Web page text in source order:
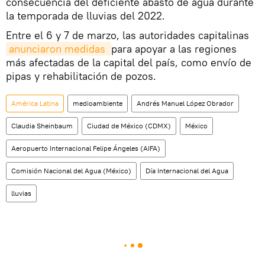
la temporada de lluvias del 2022.
Entre el 6 y 7 de marzo, las autoridades capitalinas
anunciaron medidas para apoyar a las regiones
más afectadas de la capital del país, como envío de
pipas y rehabilitación de pozos.
América Latina medioambiente Andrés Manuel López Obrador
Claudia Sheinbaum Ciudad de México (CDMX) México
Aeropuerto Internacional Felipe Ángeles (AIFA)
Comisión Nacional del Agua (México) Día Internacional del Agua
lluvias